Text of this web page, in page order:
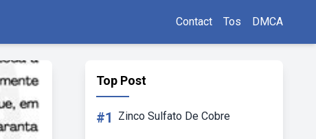
Contact Tos DMCA
Top Post
#1 Zinco Sulfato De Cobre